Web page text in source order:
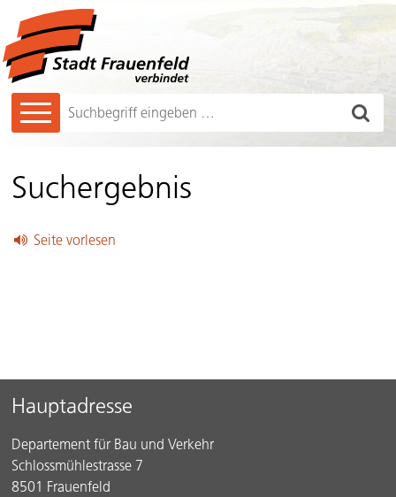
Navigieren in Frauenfeld
Schnellnavigation
Hauptnavigation
Suchbegriff
Suchergebnis
Seite vorlesen
Sidebar
Footer
Hauptadresse
Departement für Bau und Verkehr
Schlossmühlestrasse 7
8501 Frauenfeld